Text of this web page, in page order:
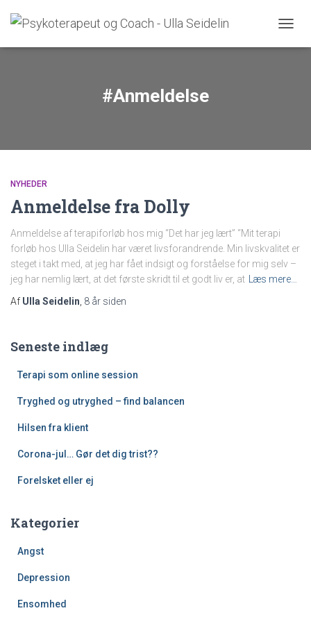
#Anmeldelse
NYHEDER
Anmeldelse fra Dolly
Anmeldelse af terapiforløb hos mig “Det har jeg lært” “Mit terapi
forløb hos Ulla Seidelin har været livsforandrende. Min livskvalitet er
steget i takt med, at jeg har fået indsigt og forståelse for mig selv –
jeg har nemlig lært, at det første skridt til et godt liv er, at
Læs mere…
Af Ulla Seidelin 8 år siden
Seneste indlæg
Terapi som online session
Tryghed og utryghed – find balancen
Hilsen fra klient
Corona-jul… Gør det dig trist??
Forelsket eller ej
Kategorier
Angst
Depression
Ensomhed